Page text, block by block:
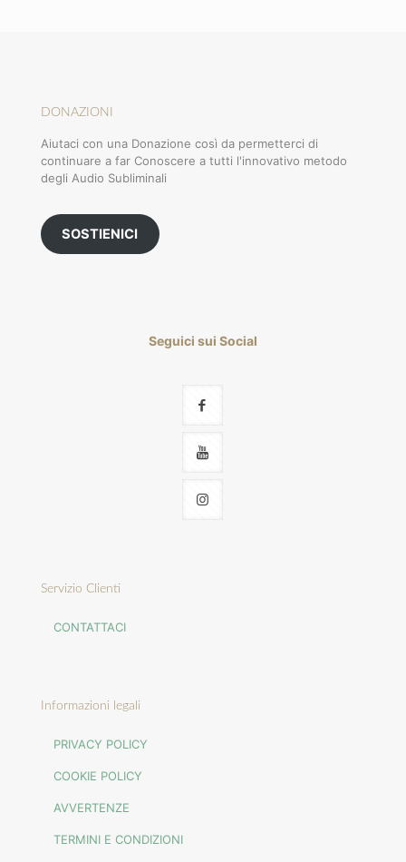
DONAZIONI
Aiutaci con una Donazione così da permetterci di
continuare a far Conoscere a tutti l'innovativo metodo
degli Audio Subliminali
SOSTIENICI
Seguici sui Social
Servizio Clienti
CONTATTACI
Informazioni legali
PRIVACY POLICY
COOKIE POLICY
AVVERTENZE
TERMINI E CONDIZIONI